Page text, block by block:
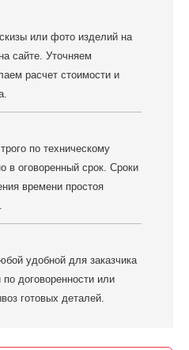
или фото изделий на
сайте. Уточняем
расчет стоимости и
по техническому
в оговоренный срок. Сроки
времени простоя
удобной для заказчика
договоренности или
готовых деталей.